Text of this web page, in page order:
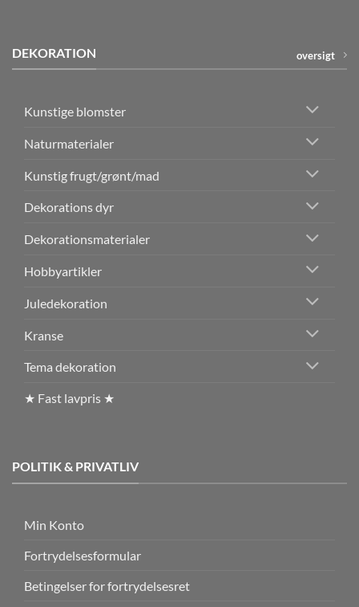
DEKORATION oversigt
Kunstige blomster
Naturmaterialer
Kunstig frugt/grønt/mad
Dekorations dyr
Dekorationsmaterialer
Hobbyartikler
Juledekoration
Kranse
Tema dekoration
★ Fast lavpris ★
POLITIK & PRIVATLIV
Min Konto
Fortrydelsesformular
Betingelser for fortrydelsesret